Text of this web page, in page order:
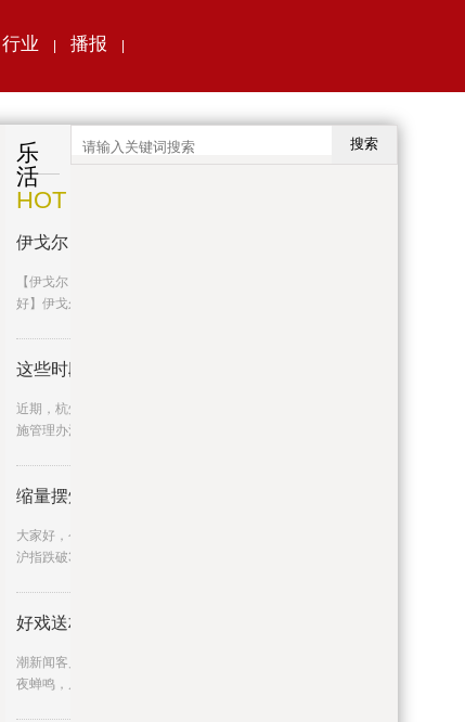
行业 播报
搜索
乐
活
HOT
伊戈尔：升压变产品目前在手订单
【伊戈尔：升压变产品目前在手订单情况良
好】伊戈尔7月7日在互动平台表
这些时段，停车免费！
近期，杭州气温节节攀升。根据《防暑降温措
施管理办法》等文件内容，杭
缩量摆烂，热点毫无持续性
大家好，今天是7月6号，大盘今日延续调整，
沪指跌破3200点，创业板指跌
好戏送村入社 余杭瓶窑用文艺点
潮新闻客户端通讯员袁敏芳风过林梢，送来夏
夜蝉鸣，居民们围坐舞台前，